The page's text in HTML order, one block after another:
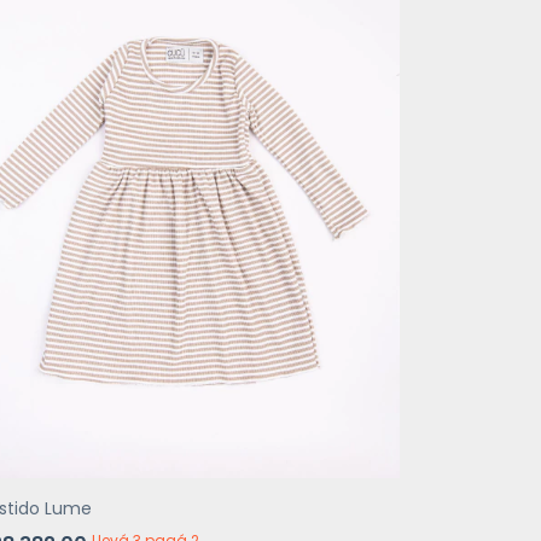
Lume